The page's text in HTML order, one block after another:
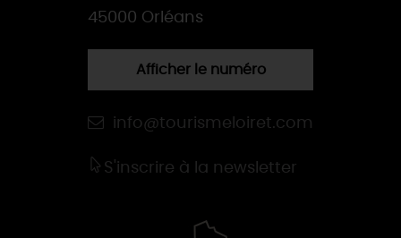
45000 Orléans
Afficher le numéro
info@tourismeloiret.com
S'inscrire à la newsletter